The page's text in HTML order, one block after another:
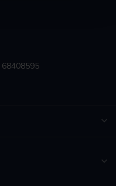
68408595